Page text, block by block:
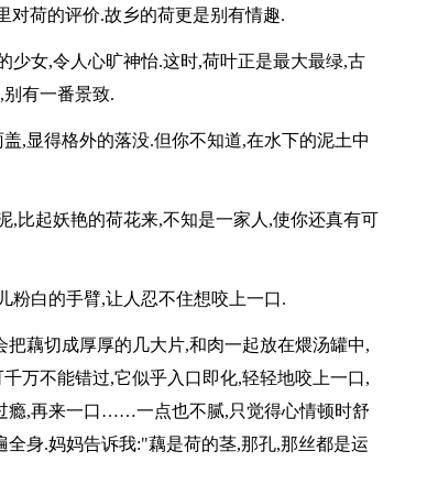
对荷的评价.故乡的荷更是别有情趣.
少女,令人心旷神怡.这时,荷叶正是最大最绿,古
有一番景致.
,显得格外的落没.但你不知道,在水下的泥土中
,比起妖艳的荷花来,不知是一家人,使你还真有可
粉白的手臂,让人忍不住想咬上一口.
藕切成厚厚的几大片,和肉一起放在煨汤罐中,
万不能错过,它似乎入口即化,轻轻地咬上一口,
瘾,再来一口……一点也不腻,只觉得心情顿时舒
身.妈妈告诉我:"藕是荷的茎,那孔,那丝都是运